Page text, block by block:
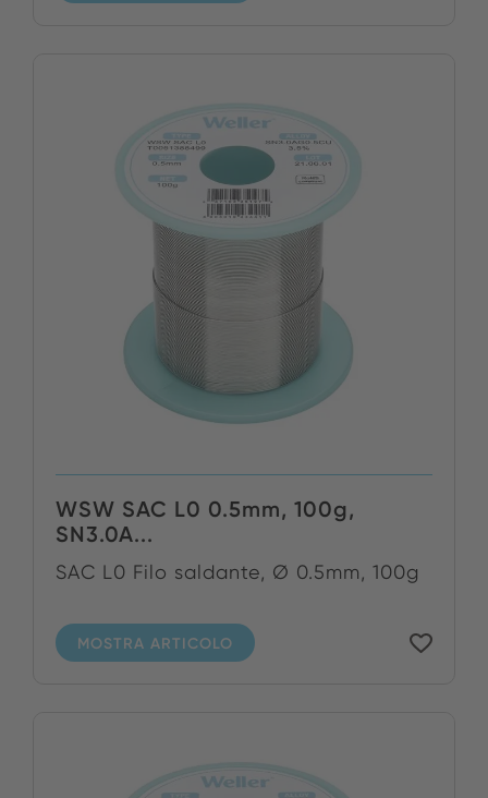
WSW SAC L0 0.5mm, 100g,
SN3.0A...
SAC L0 Filo saldante, Ø 0.5mm, 100g
MOSTRA ARTICOLO